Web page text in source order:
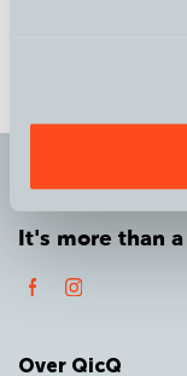
It's more than a
Over QicQ